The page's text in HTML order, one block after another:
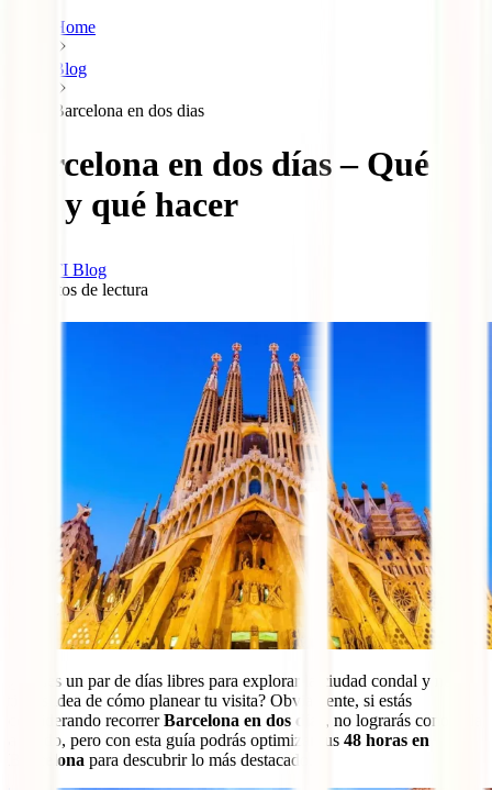
Home
Blog
Barcelona en dos dias
Barcelona en dos días – Qué
ver y qué hacer
IATI Blog
minutos de lectura
¿Tienes un par de días libres para explorar la ciudad condal y no
tienes idea de cómo planear tu visita? Obviamente, si estás
considerando recorrerBarcelona en dos días
, no lograrás conocerla
a fondo, pero con esta guía podrás optimizar tus 48 horas en
Barcelona para descubrir lo más destacado.